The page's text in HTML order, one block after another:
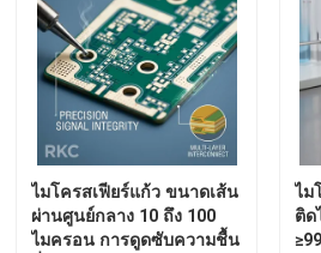
ไมโครสเฟียร์แก้ว ขนาดเส้น
ผ่านศูนย์กลาง 10 ถึง 100
ไมครอน การดูดซับความชื้น
ไม
ติด